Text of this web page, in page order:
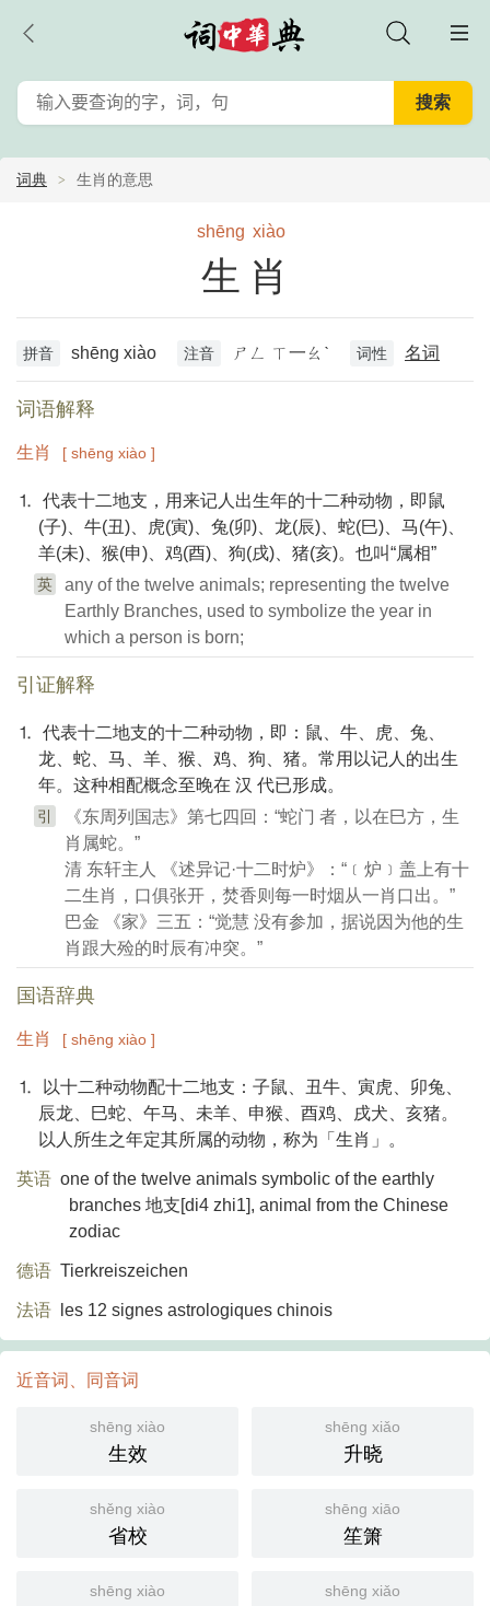
词典 生肖的意思
shēng xiào
生肖
拼音 shēng xiào 注音 ㄕㄥ ㄒ一ㄠˋ 词性 名词
词语解释
生肖 [ shēng xiào ]
⒈ 代表十二地支，用来记人出生年的十二种动物，即鼠
(子)、牛(丑)、虎(寅)、兔(卯)、龙(辰)、蛇(巳)、马(午)、
羊(未)、猴(申)、鸡(酉)、狗(戌)、猪(亥)。也叫“属相”
英
any of the twelve animals; representing the twelve
Earthly Branches, used to symbolize the year in
which a person is born;
引证解释
⒈ 代表十二地支的十二种动物，即：鼠、牛、虎、兔、
龙、蛇、马、羊、猴、鸡、狗、猪。常用以记人的出生
年。这种相配概念至晚在 汉 代已形成。
引
《东周列国志》第七四回：“蛇门 者，以在巳方，生
肖属蛇。”
清 东轩主人 《述异记·十二时炉》：“﹝炉﹞盖上有十
二生肖，口俱张开，焚香则每一时烟从一肖口出。”
巴金 《家》三五：“觉慧 没有参加，据说因为他的生
肖跟大殓的时辰有冲突。”
国语辞典
生肖 [ shēng xiào ]
⒈ 以十二种动物配十二地支：子鼠、丑牛、寅虎、卯兔、
辰龙、巳蛇、午马、未羊、申猴、酉鸡、戌犬、亥猪。
以人所生之年定其所属的动物，称为「生肖」。
英语 one of the twelve animals symbolic of the earthly
branches 地支[di4 zhi1], animal from the Chinese
zodiac
德语 Tierkreiszeichen
法语 les 12 signes astrologiques chinois
近音词、同音词
shēng xiào
生效
shēng xiǎo
升晓
shěng xiào
省校
shēng xiāo
笙箫
shēng xiào shēng xiǎo